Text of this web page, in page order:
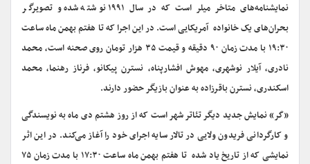
نمایشنامه‌های متاخر میلر است که در سال ۱۹۹۱ نوشته شده و تصویرگر
بحران‌های یک خانواده آمریکایی است. در این اجرا که تا هفتم بهمن ماه ساعت
۱۹:۳۰ با مدت زمان ۹۰ دقیقه و قیمت ۳۵ هزار تومان روی صحنه است، محمد
نادری، آیلار نوشهری، مهوش افشارپناه، نسترن پیکانو، فرناز رهنما، محمد
اسکندری، نسترن باقرزاده به عنوان بازیگر حضور دارند.
«کَر» نمایش جدید دیگر تئاتر شهر است که از روز هشتم دی ماه به نویسندگی
و کارگردانی فریدون ولایی در تالار سایه اجرای خود را آغاز می‌کند. در این اثر
نمایشی که از تاریخ یاد شده تا هفتم بهمن ماه ساعت ۱۷:۳۰ با مدت زمان ۷۵